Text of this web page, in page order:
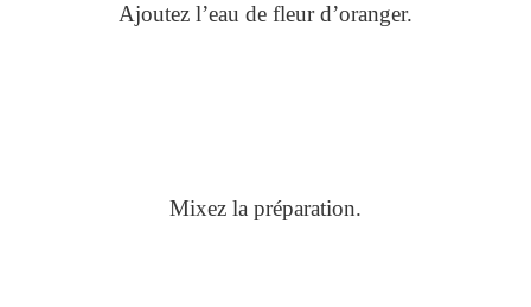
Ajoutez l’eau de fleur d’oranger.
Mixez la préparation.